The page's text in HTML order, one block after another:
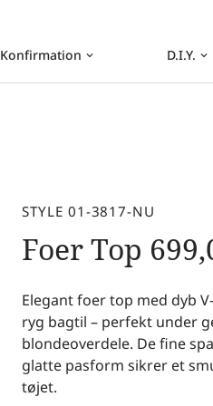
Konfirmation keyboard_arrow_down D.I.Y. keyboard_arrow_down
STYLE 01-3817-NU
Foer Top
Elegant foer top med dyb
ryg bagtil – perfekt under
blondeoverdele. De fine
glatte pasform sikrer et
tøjet.